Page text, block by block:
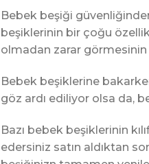
Bebek beşiği
beşiklerinin bir çoğu
olmadan zarar
Bebek beşiklerine
göz ardı ediliyor olsa da,
Bazı bebek beşiklerinin
edersiniz satın aldıktan